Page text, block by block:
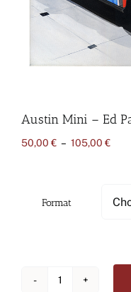
Austin Mini – Ed
50,00 € – 105,00 €Plage
Format
quantité